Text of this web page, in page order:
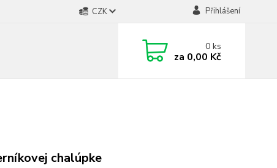
CZK Přihlášení
0ks
za 0,00 Kč
chalúpke